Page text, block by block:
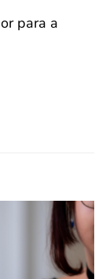
para a